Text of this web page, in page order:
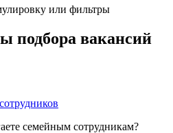
или фильтры
подбора вакансий
семейным сотрудникам?